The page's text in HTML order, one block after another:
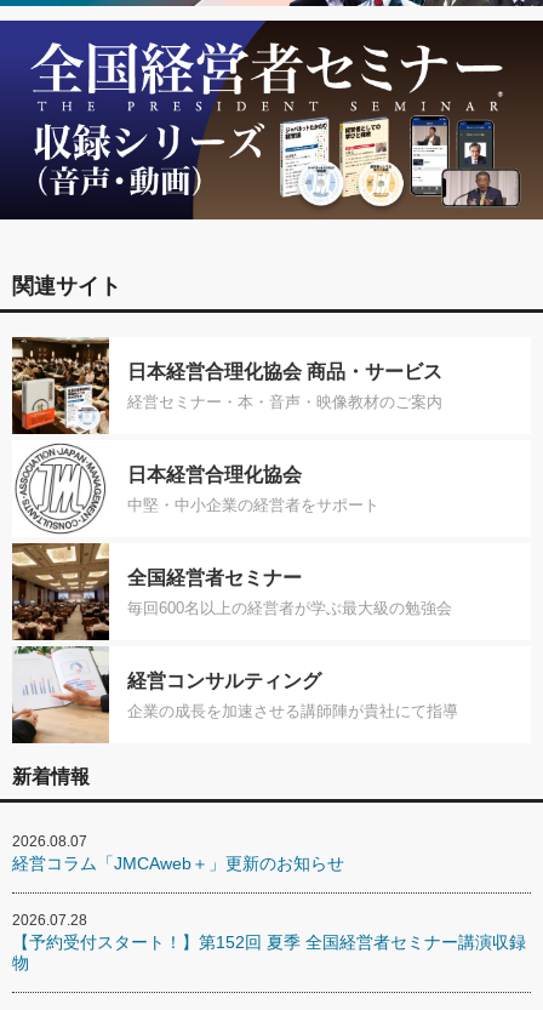
関連サイト
日本経営合理化協会 商品・サービス
経営セミナー・本・音声・映像教材のご案内
日本経営合理化協会
中堅・中小企業の経営者をサポート
全国経営者セミナー
毎回600名以上の経営者が学ぶ最大級の勉強会
経営コンサルティング
企業の成長を加速させる講師陣が貴社にて指導
新着情報
2026.08.07
経営コラム「JMCAweb＋」更新のお知らせ
2026.07.28
【予約受付スタート！】第152回 夏季 全国経営者セミナー講演収録
物